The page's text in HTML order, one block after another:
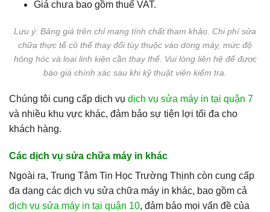
Giá chưa bao gồm thuế VAT.
Lưu ý: Bảng giá trên chỉ mang tính chất tham khảo. Chi phí sửa
chữa thực tế có thể thay đổi tùy thuộc vào dòng máy, mức độ
hỏng hóc và loại linh kiện cần thay thế. Vui lòng liên hệ để được
báo giá chính xác sau khi kỹ thuật viên kiểm tra.
Chúng tôi cung cấp dịch vụ dịch vụ sửa máy in tại quận 7
và nhiều khu vực khác, đảm bảo sự tiện lợi tối đa cho
khách hàng.
Các dịch vụ sửa chữa máy in khác
Ngoài ra, Trung Tâm Tin Học Trường Thịnh còn cung cấp
đa dạng các dịch vụ sửa chữa máy in khác, bao gồm cả
dịch vụ sửa máy in tại quận 10, đảm bảo mọi vấn đề của